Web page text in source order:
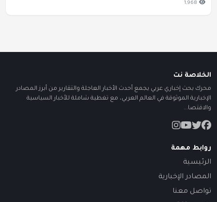
1,968
الخلاصة نت
محرك بحث إخباري عربي يجمع أحدث الأخبار العاجلة والتقارير من أبرز المصادر
الإخبارية الموثوقة في العالم العربي، مع تغطية شاملة للأخبار السياسية
والاقتصا...
روابط مهمة
الرئيسية
المصادر الإخبارية
تواصل معنا